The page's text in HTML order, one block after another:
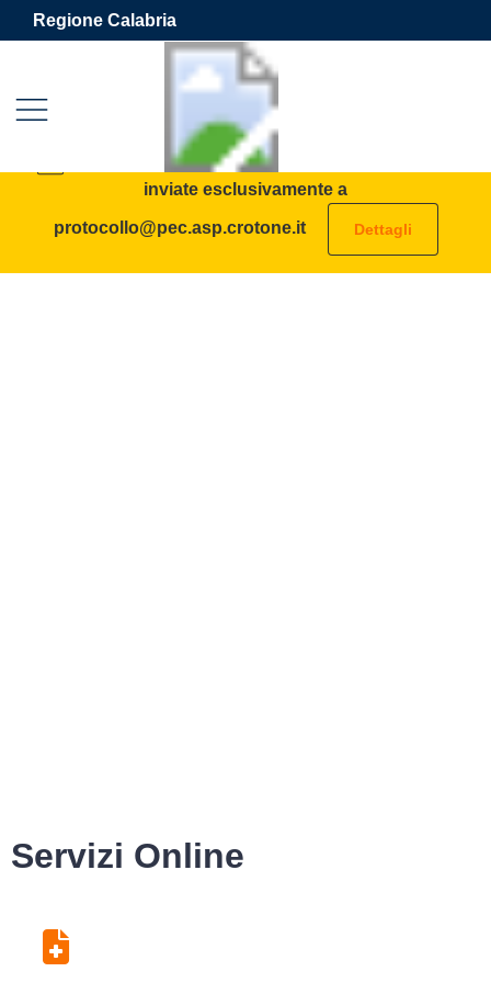
Vai ai contenuti
Vai al footer
Regione Calabria
Azienda Sanitaria Provinciale
Contenuti in evidenza
AVVISO: tutte le PEC destinate all’ASP vanno
inviate esclusivamente a
protocollo@pec.asp.crotone.it Dettagli
Servizi Online